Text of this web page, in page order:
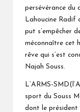
persévérance du
Lahoucine Radif
put s’empêcher
méconnaître cet
rêve qui s’est
Najah Souss.
L’ARMS-
sport du Souss
dont le président